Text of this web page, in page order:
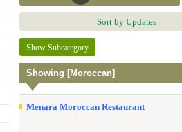
Sort by Updates
Show Subcategory
Showing [Moroccan]
Menara Moroccan Restaurant